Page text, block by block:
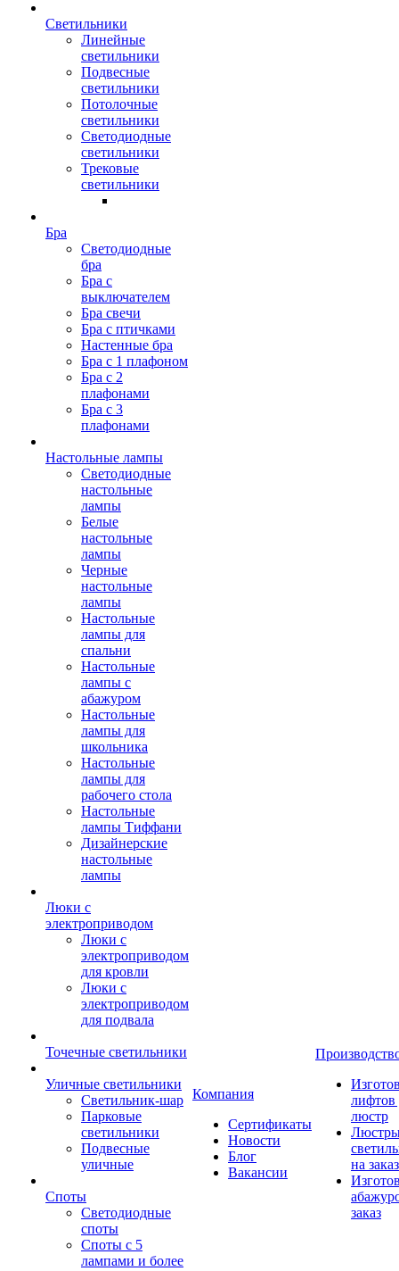
Светильники
Линейные
светильники
Подвесные
светильники
Потолочные
светильники
Светодиодные
светильники
Трековые
светильники
Бра
Светодиодные
бра
Бра с
выключателем
Бра свечи
Бра с птичками
Настенные бра
Бра с 1 плафоном
Бра с 2
плафонами
Бра с 3
плафонами
Настольные лампы
Светодиодные
настольные
лампы
Белые
настольные
лампы
Черные
настольные
лампы
Настольные
лампы для
спальни
Настольные
лампы с
абажуром
Настольные
лампы для
школьника
Настольные
лампы для
рабочего стола
Настольные
лампы Тиффани
Дизайнерские
настольные
лампы
Люки с
электроприводом
Люки с
электроприводом
для кровли
Люки с
электроприводом
для подвала
Точечные светильники
Уличные светильники
Светильник-шар
Парковые
светильники
Подвесные
уличные
Споты
Светодиодные
споты
Споты с 5
лампами и более
Компания
Сертификаты
Новости
Блог
Вакансии
лифтов
люстр
на заказ
заказ